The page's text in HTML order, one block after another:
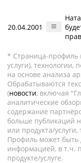
20.04.2001
* Страница-профиль
услуги), технологии,
на основе анализа
Обрабатываются
(новости, включая
аналитические
содержание
больше публикаций
или продукта/
Профиль может быть
информацией, в т.ч.
продукте/услуге.